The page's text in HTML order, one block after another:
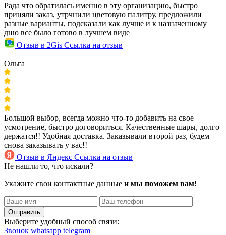
Рада что обратилась именно в эту организацию, быстро
приняли заказ, утрчнили цветовую палитру, предложили
разные варианты, подсказали как лучше и к назначенному
дню все было готово в лучшем виде
Отзыв в 2Gis Ссылка на отзыв
Ольга
Большой выбор, всегда можно что-то добавить на свое
усмотрение, быстро договориться. Качественные шары, долго
держатся!! Удобная доставка. Заказывали второй раз, будем
снова заказывать у вас!!
Отзыв в Яндекс Ссылка на отзыв
Не нашли то, что искали?
Укажите свои контактные данные и мы поможем вам!
Отправить
Выберите удобный способ связи:
Звонок whatsapp telegram